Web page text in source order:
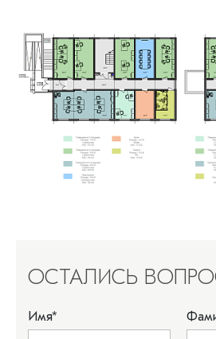
ОСТАЛИСЬ
Имя*